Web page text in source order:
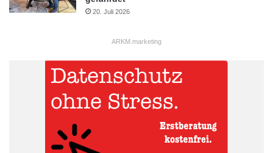
20. Juli 2026
ARKM.marketing